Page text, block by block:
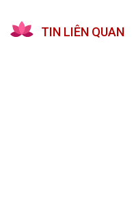
TIN LIÊN QUAN